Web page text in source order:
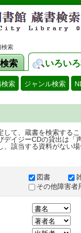
検索
索 いろい
検索 ジャンル検索
して、蔵書を検索するこ
イジーCDの貸出は「
、該当する資料がない
図書
その他障害